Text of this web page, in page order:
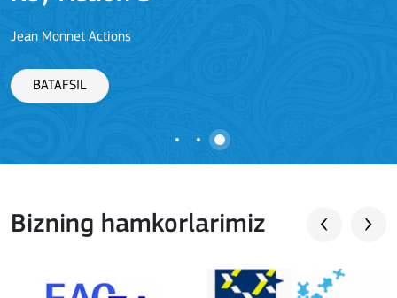
Jean Monnet Actions
BATAFSIL
Bizning hamkorlarimiz